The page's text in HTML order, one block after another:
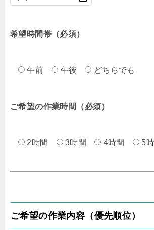
希望時間帯（必須）
午前 午後 どちらでも
ご希望の作業時間（必須）
2時間 3時間 4時間 5
ご希望の作業内容（優先順位）